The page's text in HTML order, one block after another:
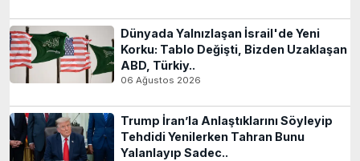
Dünyada Yalnızlaşan İsrail'de Yeni
Korku: Tablo Değişti, Bizden Uzaklaşan
ABD, Türkiy..
06 Ağustos 2026
Trump İran’la Anlaştıklarını Söyleyip
Tehdidi Yenilerken Tahran Bunu
Yalanlayıp Sadec..